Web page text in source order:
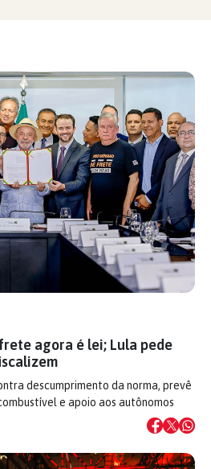
agora é lei; Lula pede
descumprimento da norma, prevê
e apoio aos autônomos